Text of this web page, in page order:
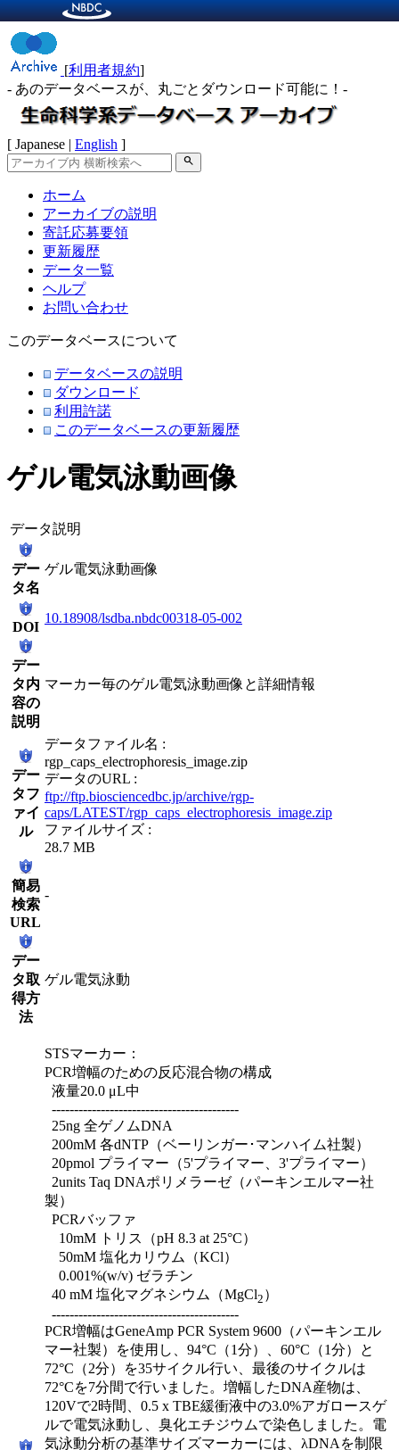
[利用者規約]
- あのデータベースが、丸ごとダウンロード可能に！-
[ Japanese | English ]
search
ホーム
アーカイブの説明
寄託応募要領
更新履歴
データ一覧
ヘルプ
お問い合わせ
このデータベースについて
データベースの説明
ダウンロード
利用許諾
このデータベースの更新履歴
ゲル電気泳動画像
データ説明
デー
タ名
ゲル電気泳動画像
DOI
10.18908/lsdba.nbdc00318-05-002
デー
タ内
容の
説明
マーカー毎のゲル電気泳動画像と詳細情報
デー
タフ
ァイ
ル
データファイル名 :
rgp_caps_electrophoresis_image.zip
データのURL :
ftp://ftp.biosciencedbc.jp/archive/rgp-
caps/LATEST/rgp_caps_electrophoresis_image.zip
ファイルサイズ :
28.7 MB
簡易
検索
URL
-
デー
タ取
得方
法
ゲル電気泳動
STSマーカー：
PCR増幅のための反応混合物の構成
液量20.0 μL中
------------------------------------------
25ng 全ゲノムDNA
200mM 各dNTP（ベーリンガー･マンハイム社製）
20pmol プライマー（5'プライマー、3'プライマー）
2units Taq DNAポリメラーゼ（パーキンエルマー社
製）
PCRバッファ
10mM トリス（pH 8.3 at 25°C）
50mM 塩化カリウム（KCl）
0.001%(w/v) ゼラチン
40 mM 塩化マグネシウム（MgCl2 ）
------------------------------------------
PCR増幅はGeneAmp PCR System 9600（パーキンエル
マー社製）を使用し、94°C（1分）、60°C（1分）と
72°C（2分）を35サイクル行い、最後のサイクルは
72°Cを7分間で行いました。増幅したDNA産物は、
120Vで2時間、0.5 x TBE緩衝液中の3.0%アガロースゲ
ルで電気泳動し、臭化エチジウムで染色しました。電
気泳動分析の基準サイズマーカーには、λDNAを制限